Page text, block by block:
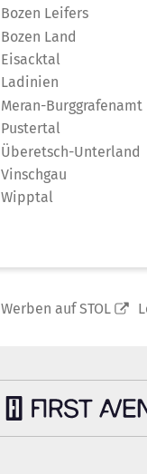
Bozen Leifers
Bozen Land
Eisacktal
Ladinien
Meran-Burggrafenamt
Pustertal
Überetsch-Unterland
Vinschgau
Wipptal
Werben auf STOL